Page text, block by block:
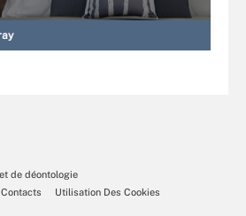
de déontologie
Contacts
Utilisation Des Cookies